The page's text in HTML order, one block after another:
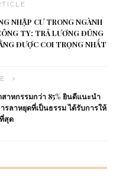
NHẬP CƯ TRONG NGÀNH
TY; TRẢ LƯƠNG ĐÚNG
ĐƯỢC COI TRỌNG NHẤT
าหกรรมกว่า 85% ยินดีแนะนำ
รลาหยุดที่เป็นธรรม ได้รับการให้
สุด